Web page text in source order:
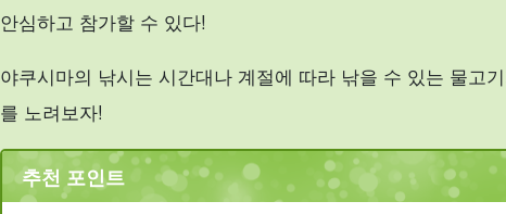
안심하고 참가할 수 있다!
야쿠시마의 낚시는 시간대나 계절에 따라 낚을 수 있는 물고
를 노려보자!
추천 포인트